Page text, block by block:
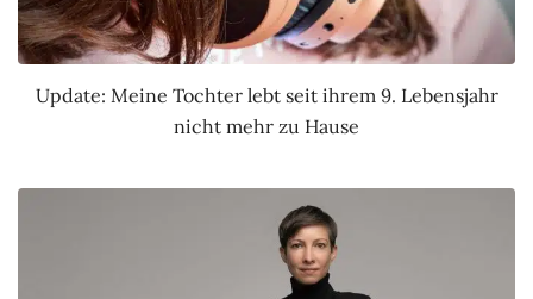
Update: Meine Tochter lebt seit ihrem 9. Lebensjahr
nicht mehr zu Hause